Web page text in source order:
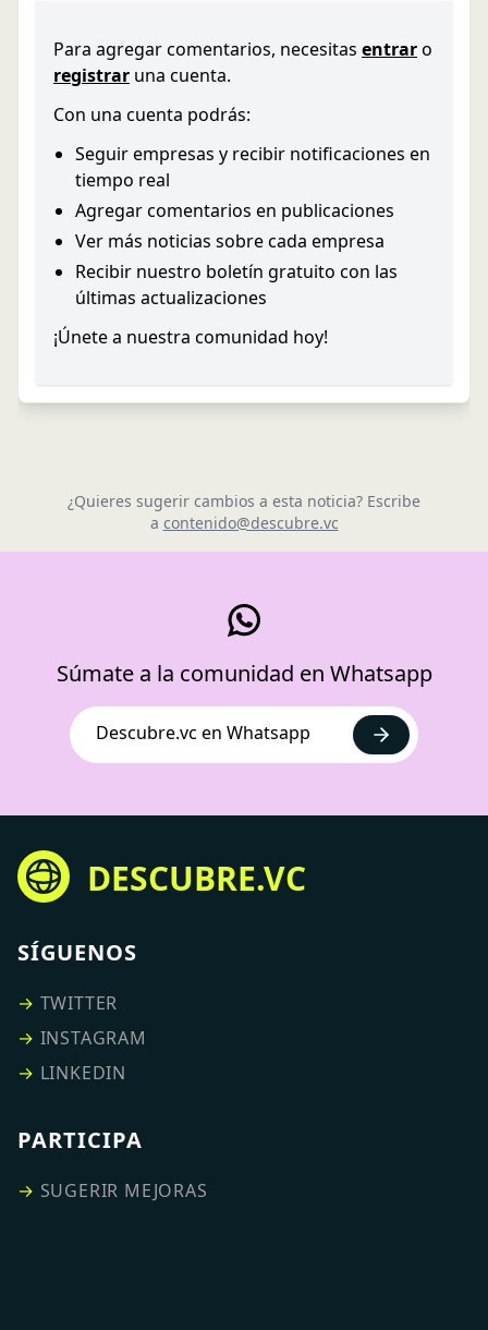
Para agregar comentarios, necesitas entraro
registrar una cuenta.
Con una cuenta podrás:
Seguir empresas y recibir notificaciones en
tiempo real
Agregar comentarios en publicaciones
Ver más noticias sobre cada empresa
Recibir nuestro boletín gratuito con las
últimas actualizaciones
¡Únete a nuestra comunidad hoy!
¿Quieres sugerir cambios a esta noticia? Escribe
a contenido@descubre.vc
Súmate a la comunidad en Whatsapp
Descubre.vc en Whatsapp
DESCUBRE.VC
SÍGUENOS
→ TWITTER
→ INSTAGRAM
→ LINKEDIN
PARTICIPA
→ SUGERIR MEJORAS